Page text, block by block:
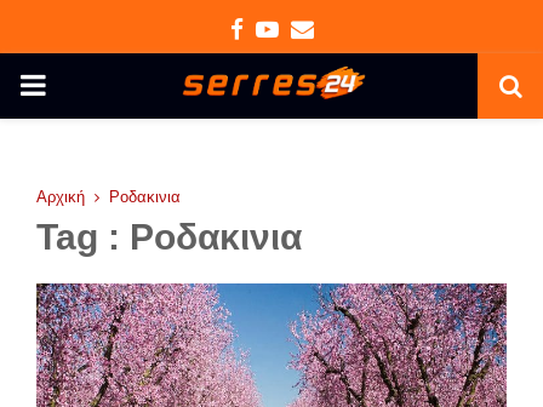
Facebook
Youtube
Email
PRIMARY
Αρχική Ροδακινια
Tag : Ροδακινια